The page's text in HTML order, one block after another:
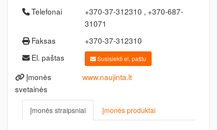
Telefonai
+370-37-312310 , +370-687-
31071
Faksas
+370-37-312310
El. paštas
Susisiekti el. paštu
Įmonės
svetainės
www.naujinta.lt
Įmonės straipsniai Įmonės produktai